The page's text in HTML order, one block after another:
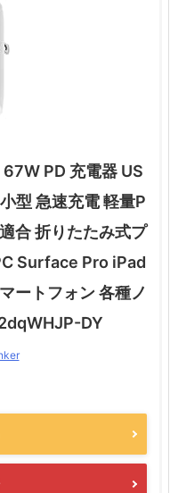
PD 充電器 US
型 急速充電 軽量P
合 折りたたみ式プ
Surface Pro iPad
ートフォン 各種ノ
DY